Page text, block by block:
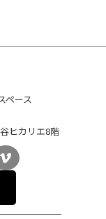
ペース
ヒカリエ8階